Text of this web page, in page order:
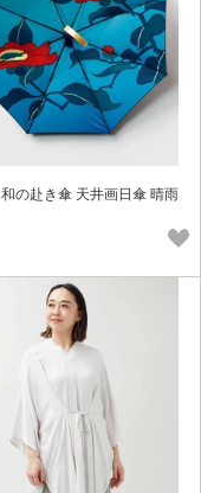
和の赴き傘 天井画日傘 晴雨